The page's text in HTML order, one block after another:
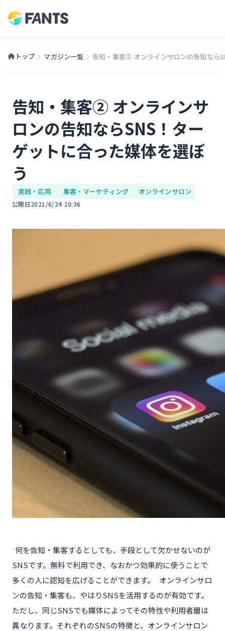
トップ マガジン一覧 告知・集客② オンラインサロンの告知なら
告知・集客② オンラインサ
ロンの告知ならSNS！ター
ゲットに合った媒体を選ぼ
う
実践・応用 集客・マーケティング オンラインサロン
公開日2021/6/24 10:36
何を告知・集客するとしても、手段として欠かせないのが
SNSです。無料で利用でき、なおかつ効果的に使うことで
多くの人に認知を広げることができます。 オンラインサロ
ンの告知・集客も、やはりSNSを活用するのが有効です。
ただし、同じSNSでも媒体によってその特性や利用者層は
異なります。それぞれのSNSの特徴と、オンラインサロン